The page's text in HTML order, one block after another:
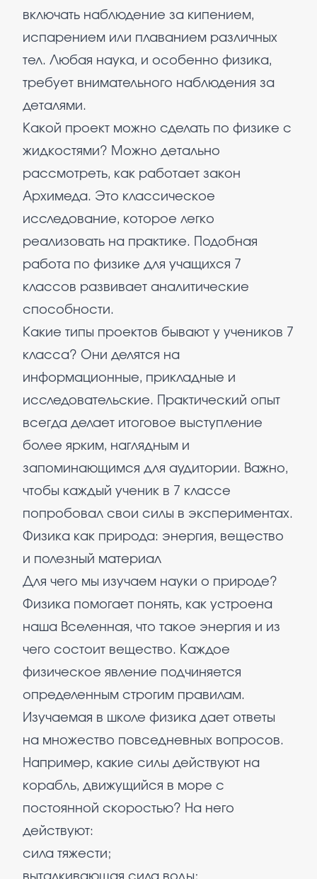
включать наблюдение за кипением,
испарением или плаванием различных
тел. Любая наука, и особенно физика,
требует внимательного наблюдения за
деталями.
Какой проект можно сделать по физике с
жидкостями? Можно детально
рассмотреть, как работает закон
Архимеда. Это классическое
исследование, которое легко
реализовать на практике. Подобная
работа по физике для учащихся 7
классов развивает аналитические
способности.
Какие типы проектов бывают у учеников 7
класса? Они делятся на
информационные, прикладные и
исследовательские. Практический опыт
всегда делает итоговое выступление
более ярким, наглядным и
запоминающимся для аудитории. Важно,
чтобы каждый ученик в 7 классе
попробовал свои силы в экспериментах.
Физика как природа: энергия, вещество
и полезный материал
Для чего мы изучаем науки о природе?
Физика помогает понять, как устроена
наша Вселенная, что такое энергия и из
чего состоит вещество. Каждое
физическое явление подчиняется
определенным строгим правилам.
Изучаемая в школе физика дает ответы
на множество повседневных вопросов.
Например, какие силы действуют на
корабль, движущийся в море с
постоянной скоростью? На него
действуют:
сила тяжести;